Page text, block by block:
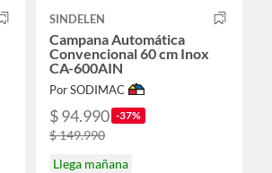
SINDELEN
Campana Automática
Convencional 60 cm Inox
CA-600AIN
Por SODIMAC
$ 94.990 -37%
$ 149.990
Llega mañana